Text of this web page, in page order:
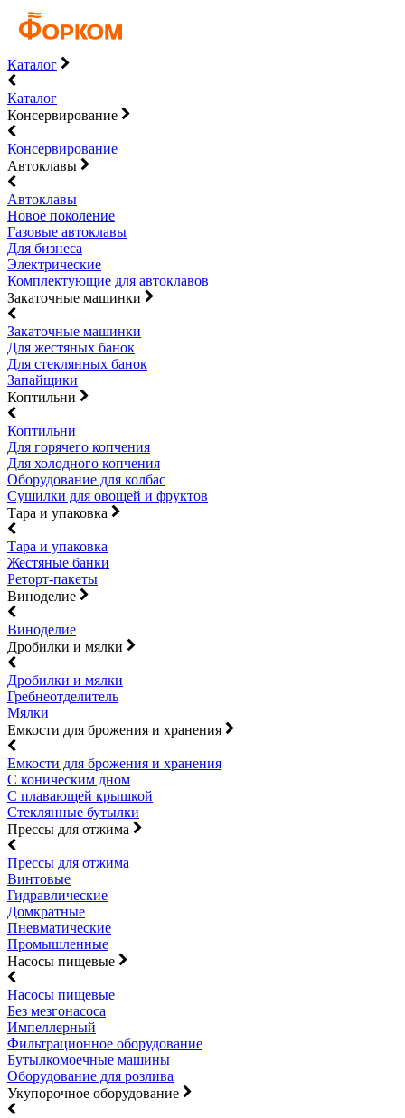
Каталог
Каталог
Консервирование
Консервирование
Автоклавы
Автоклавы
Новое поколение
Газовые автоклавы
Для бизнеса
Электрические
Комплектующие для автоклавов
Закаточные машинки
Закаточные машинки
Для жестяных банок
Для стеклянных банок
Запайщики
Коптильни
Коптильни
Для горячего копчения
Для холодного копчения
Оборудование для колбас
Сушилки для овощей и фруктов
Тара и упаковка
Тара и упаковка
Жестяные банки
Реторт-пакеты
Виноделие
Виноделие
Дробилки и мялки
Дробилки и мялки
Гребнеотделитель
Мялки
Емкости для брожения и хранения
Емкости для брожения и хранения
С коническим дном
С плавающей крышкой
Стеклянные бутылки
Прессы для отжима
Прессы для отжима
Винтовые
Гидравлические
Домкратные
Пневматические
Промышленные
Насосы пищевые
Насосы пищевые
Без мезгонасоса
Импеллерный
Фильтрационное оборудование
Бутылкомоечные машины
Оборудование для розлива
Укупорочное оборудование